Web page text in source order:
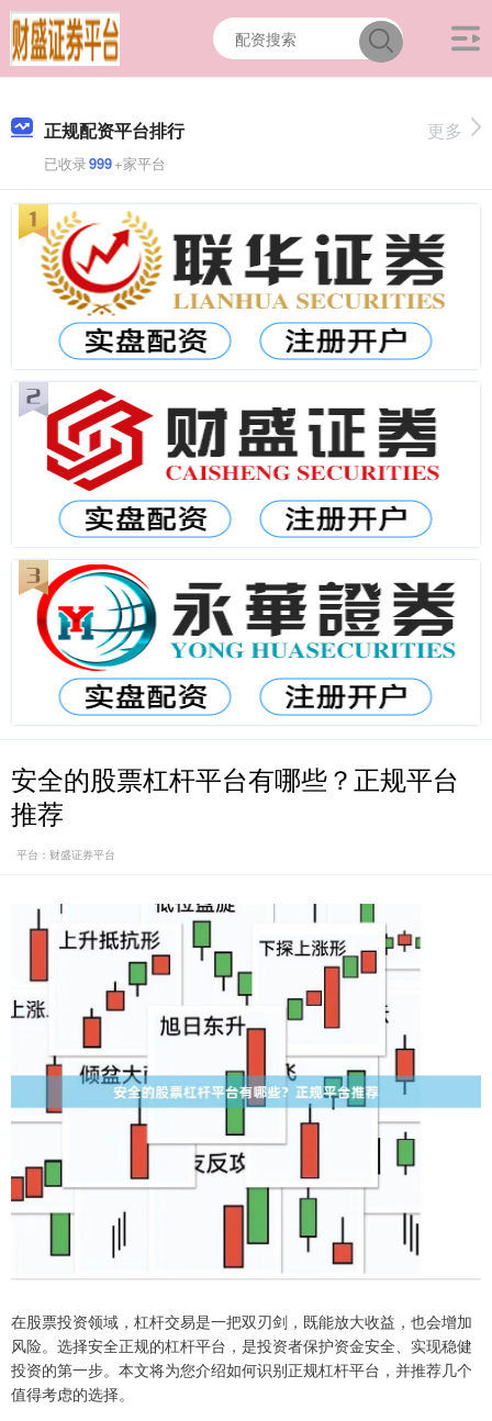
正规配资平台排行
已收录999+家平台
更多
安全的股票杠杆平台有哪些？正规平台
推荐
平台：财盛证券平台
在股票投资领域，杠杆交易是一把双刃剑，既能放大收益，也会增加
风险。选择安全正规的杠杆平台，是投资者保护资金安全、实现稳健
投资的第一步。本文将为您介绍如何识别正规杠杆平台，并推荐几个
值得考虑的选择。